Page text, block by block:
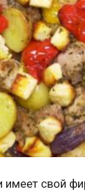
свой